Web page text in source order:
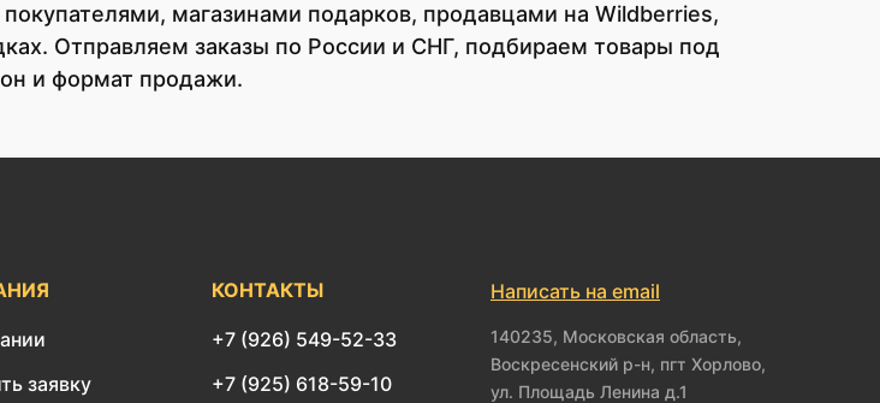
магазинами подарков, продавцами на Wildberries,
Отправляем заказы по России и СНГ, подбираем товары под
и формат продажи.
заявку
КОНТАКТЫ
+7 (926) 549-52-33
+7 (925) 618-59-10
Написать на email
140235, Московская область,
Воскресенский р-н, пгт Хорлово,
ул. Площадь Ленина д.1